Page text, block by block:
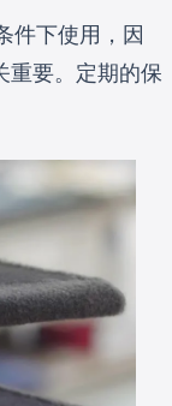
件下使用，因
重要。定期的保